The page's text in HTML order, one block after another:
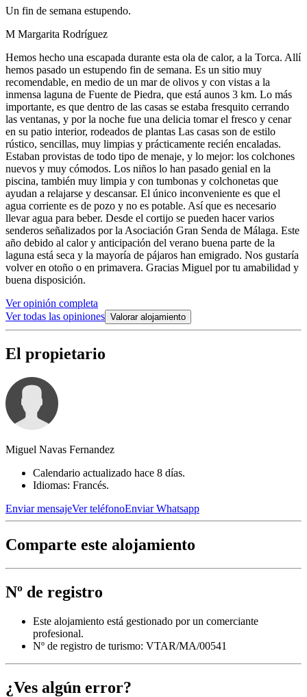
Un fin de semana estupendo.
M Margarita Rodríguez
Hemos hecho una escapada durante esta ola de calor, a la Torca. Allí
hemos pasado un estupendo fin de semana. Es un sitio muy
recomendable, en medio de un mar de olivos y con vistas a la
inmensa laguna de Fuente de Piedra, que está aunos 3 km. Lo más
importante, es que dentro de las casas se estaba fresquito cerrando
las ventanas, y por la noche fue una delicia tomar el fresco y cenar
en su patio interior, rodeados de plantas Las casas son de estilo
rústico, sencillas, muy limpias y prácticamente recién encaladas.
Estaban provistas de todo tipo de menaje, y lo mejor: los colchones
nuevos y muy cómodos. Los niños lo han pasado genial en la
piscina, también muy limpia y con tumbonas y colchonetas que
ayudan a relajarse y descansar. El único inconveniente es que el
agua corriente es de pozo y no es potable. Así que es necesario
llevar agua para beber. Desde el cortijo se pueden hacer varios
senderos señalizados por la Asociación Gran Senda de Málaga. Este
año debido al calor y anticipación del verano buena parte de la
laguna está seca y la mayoría de pájaros han emigrado. Nos gustaría
volver en otoño o en primavera. Gracias Miguel por tu amabilidad y
buena disposición.
Ver opinión completa
Ver todas las opiniones Valorar alojamiento
El propietario
Miguel Navas Fernandez
Calendario actualizado hace 8 días.
Idiomas: Francés.
Enviar mensajeVer teléfonoEnviar Whatsapp
Comparte este alojamiento
Nº de registro
Este alojamiento está gestionado por un comerciante
profesional.
Nº de registro de turismo: VTAR/MA/00541
¿Ves algún error?